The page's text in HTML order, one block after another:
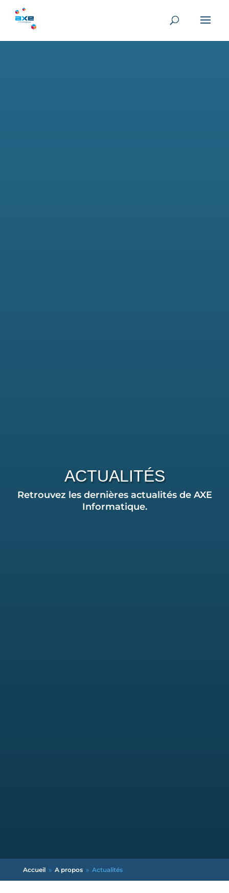
ACTUALITÉS
Retrouvez les dernières actualités de AXE
Informatique.
Accueil 9 A propos 9 Actualités